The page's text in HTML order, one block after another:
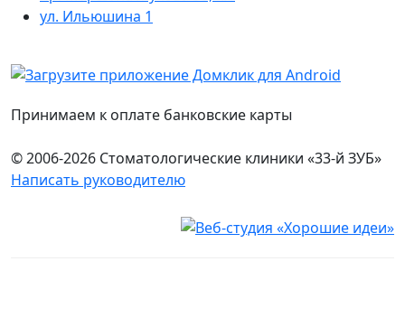
ул. Ильюшина 1
Принимаем к оплате банковские карты
© 2006-2026 Стоматологические клиники «33-й ЗУБ»
Написать руководителю